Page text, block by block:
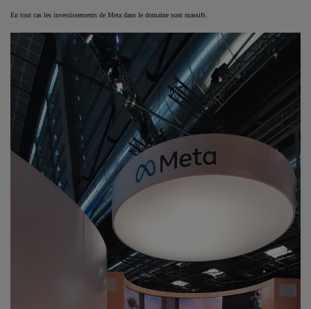
En tout cas les investissements de Meta dans le domaine sont massifs.